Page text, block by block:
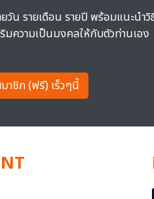
วัน รายเดือน รายปี พร้อมแนะนำวิ
มความเป็นมงคลให้กับตัวท่านเอง
าชิก (ฟรี) เร็วๆนี้